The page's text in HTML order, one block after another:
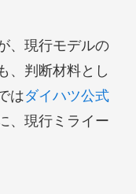
、現行モデルの
、判断材料とし
はダイハツ公式
、現行ミライー